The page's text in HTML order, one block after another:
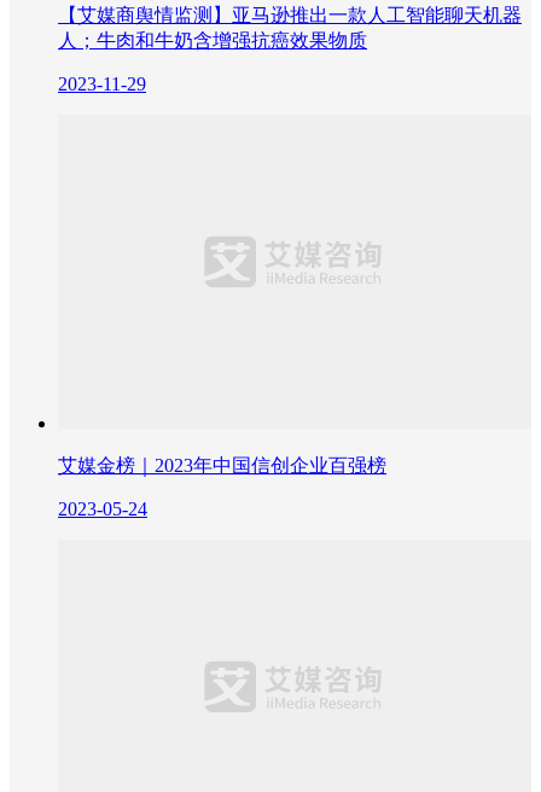
【艾媒商舆情监测】亚马逊推出一款人工智能聊天机器
人；牛肉和牛奶含增强抗癌效果物质
2023-11-29
艾媒金榜｜2023年中国信创企业百强榜
2023-05-24